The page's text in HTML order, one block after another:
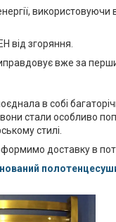
від згоряння.
вже за
в собі
стали особливо
стилі.
доставку в